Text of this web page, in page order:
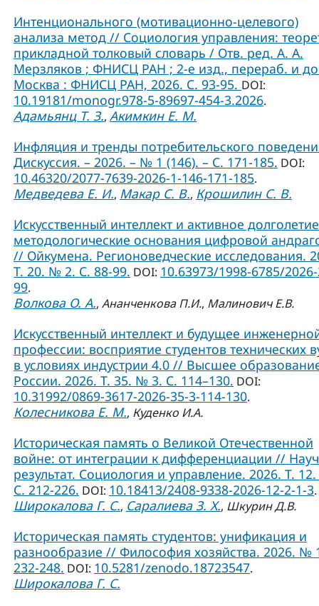
Интенционального (мотивационно-целевого)
анализа метод // Социология управления:
прикладной толковый словарь / Отв. ред. А. А.
Мерзляков ; ФНИСЦ РАН ; 2-е изд., перераб. и
Москва : ФНИСЦ РАН, 2026. С. 93-95. DOI:
10.19181/monogr.978-5-89697-454-3.2026.
Адамьянц Т. З., Акимкин Е. М.
Инфляция и тренды потребительского
Дискуссия. – 2026. – № 1 (146). – С. 171-185. DOI:
10.46320/2077-7639-2026-1-146-171-185.
Медведева Е. И., Макар С. В., Крошилин С. В.
Искусственный интеллект и активное
методологические основания цифровой
// Ойкумена. Регионоведческие исследования.
Т. 20. № 2. С. 88-99. DOI: 10.63973/1998-6785/
99.
Волкова О. А., Ананченкова П.И., Малинович Е.В.
Искусственный интеллект и будущее
профессии: восприятие студентов технических
в условиях индустрии 4.0 // Высшее
России. 2026. Т. 35. № 3. С. 114–130. DOI:
10.31992/0869-3617-2026-35-3-114-130.
Колесникова Е. М., Куденко И.А.
Историческая память о Великой Отечественной
войне: от интеграции к дифференциации //
результат. Социология и управление. 2026. Т.
С. 212-226. DOI: 10.18413/2408-9338-2026-12-2-1-3.
Широкалова Г. С., Саралиева З. Х., Шкурин Д.В.
Историческая память студентов: унификация и
разнообразие // Философия хозяйства. 2026. №
232-248. DOI: 10.5281/zenodo.18723547.
Широкалова Г. С.